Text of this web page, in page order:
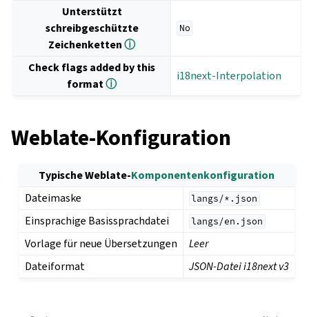
Unterstützt
schreibgeschützte
Zeichenkettenⓘ
No
Check flags added by this
formatⓘ
i18next-Interpolation
Weblate-Konfiguration
Typische Weblate-Komponentenkonfiguration
Dateimaske
langs/*.json
Einsprachige Basissprachdatei langs/en.json
Vorlage für neue Übersetzungen
Leer
Dateiformat
JSON-Datei i18next v3